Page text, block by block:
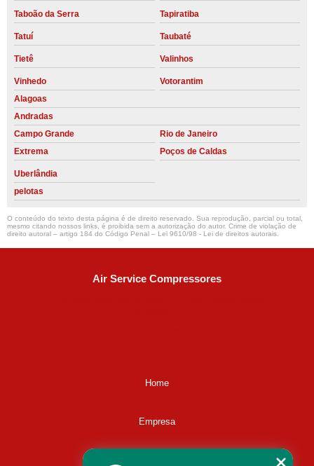
Taboão da Serra Tapiratiba
Tatuí Taubaté
Tietê Valinhos
Vinhedo
Votorantim
Alagoas
Andradas
Campo Grande
Rio de Janeiro
Extrema
Poços de Caldas
Uberlândia
pelotas
O conteúdo do texto desta página é de direito reservado. Sua reprodução, parcial ou total,
mesmo citando nossos links, é proibida sem a autorização do autor. Crime de violação de
direito autoral – artigo 184 do Código Penal – Lei 9610/98 - Lei de direitos autorais.
Air Service Compressores
Home
Empresa